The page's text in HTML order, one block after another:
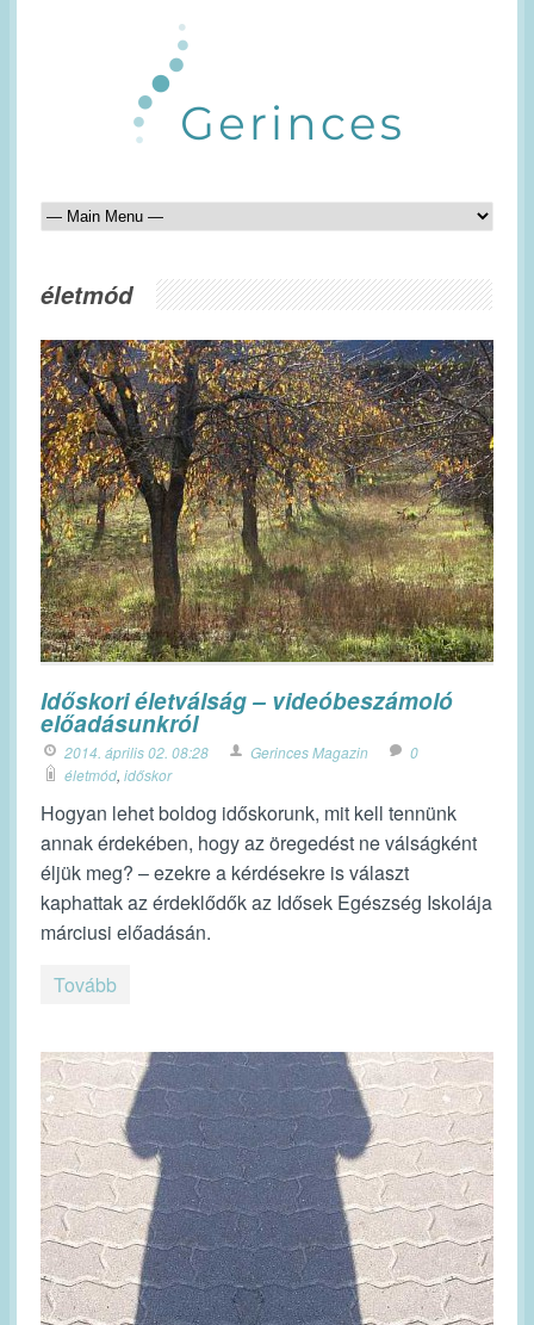
életmód
Időskori életválság – videóbeszámoló
előadásunkról
2014. április 02. 08:28 Gerinces Magazin
0
életmód, időskor
Hogyan lehet boldog időskorunk, mit kell tennünk
annak érdekében, hogy az öregedést ne válságként
éljük meg? – ezekre a kérdésekre is választ
kaphattak az érdeklődők az Idősek Egészség Iskolája
márciusi előadásán.
Tovább